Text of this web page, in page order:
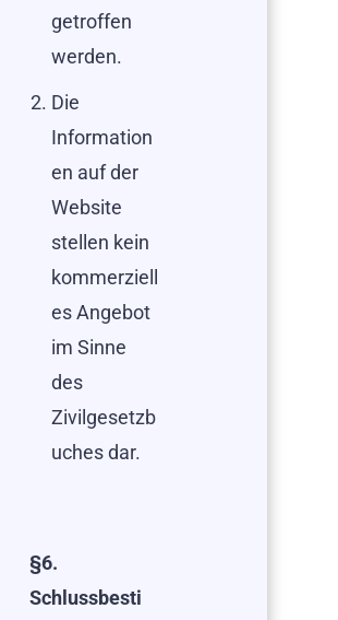
getroffen
werden.
Die
Information
en auf der
Website
stellen kein
kommerziell
es Angebot
im Sinne
des
Zivilgesetzb
uches dar.
§6.
Schlussbesti